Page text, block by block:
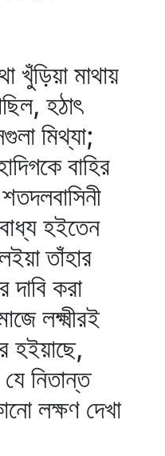
খুঁড়িয়া মাথায়
হঠাৎ
মিথ্যা;
বাহির
হইতেন
তাঁহার
করা
লক্ষ্মীরই
হইয়াছে,
নিতান্ত
লক্ষণ দেখা